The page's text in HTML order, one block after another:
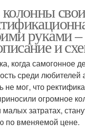
колонны
руками –
и
когда самогонное
среди любителей
не мог, что
огромное
малых затратах,
по вменяемой цене.